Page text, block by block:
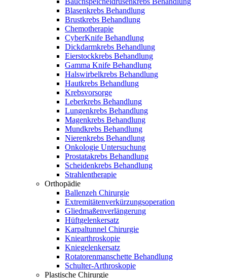
Blasenkrebs Behandlung
Brustkrebs Behandlung
Chemotherapie
CyberKnife Behandlung
Dickdarmkrebs Behandlung
Eierstockkrebs Behandlung
Gamma Knife Behandlung
Halswirbelkrebs Behandlung
Hautkrebs Behandlung
Krebsvorsorge
Leberkrebs Behandlung
Lungenkrebs Behandlung
Magenkrebs Behandlung
Mundkrebs Behandlung
Nierenkrebs Behandlung
Onkologie Untersuchung
Prostatakrebs Behandlung
Scheidenkrebs Behandlung
Strahlentherapie
Orthopädie
Ballenzeh Chirurgie
Extremitätenverkürzungsoperation
Gliedmaßenverlängerung
Hüftgelenkersatz
Karpaltunnel Chirurgie
Kniearthroskopie
Kniegelenkersatz
Rotatorenmanschette Behandlung
Schulter-Arthroskopie
Plastische Chirurgie